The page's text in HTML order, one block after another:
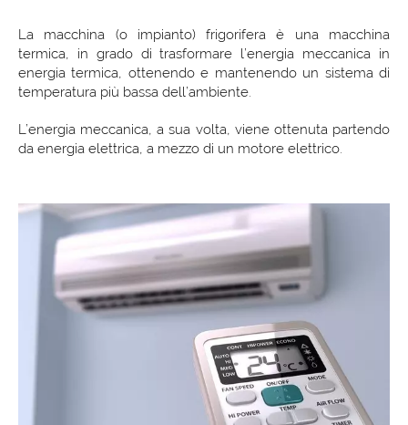
La macchina (o impianto) frigorifera è una macchina
termica, in grado di trasformare l’energia meccanica in
energia termica, ottenendo e mantenendo un sistema di
temperatura più bassa dell’ambiente.
L’energia meccanica, a sua volta, viene ottenuta partendo
da energia elettrica, a mezzo di un motore elettrico.